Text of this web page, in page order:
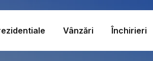
Vânzări Închirieri